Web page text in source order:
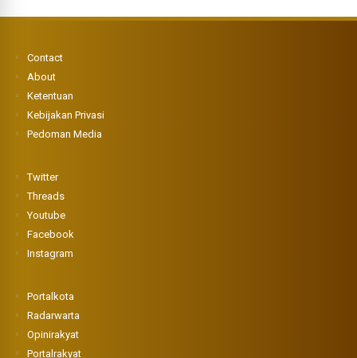
Contact
About
Ketentuan
Kebijakan Privasi
Pedoman Media
Twitter
Threads
Youtube
Facebook
Instagram
Portalkota
Radarwarta
Opinirakyat
Portalrakyat